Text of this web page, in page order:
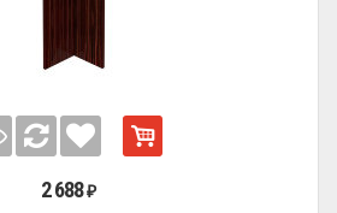
2 688 ₽